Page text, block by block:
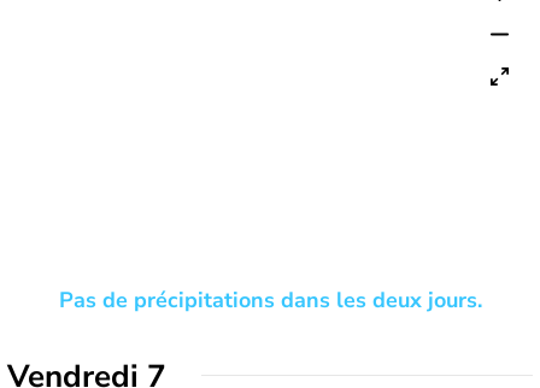
Pas de précipitations dans les deux jours.
Vendredi 7